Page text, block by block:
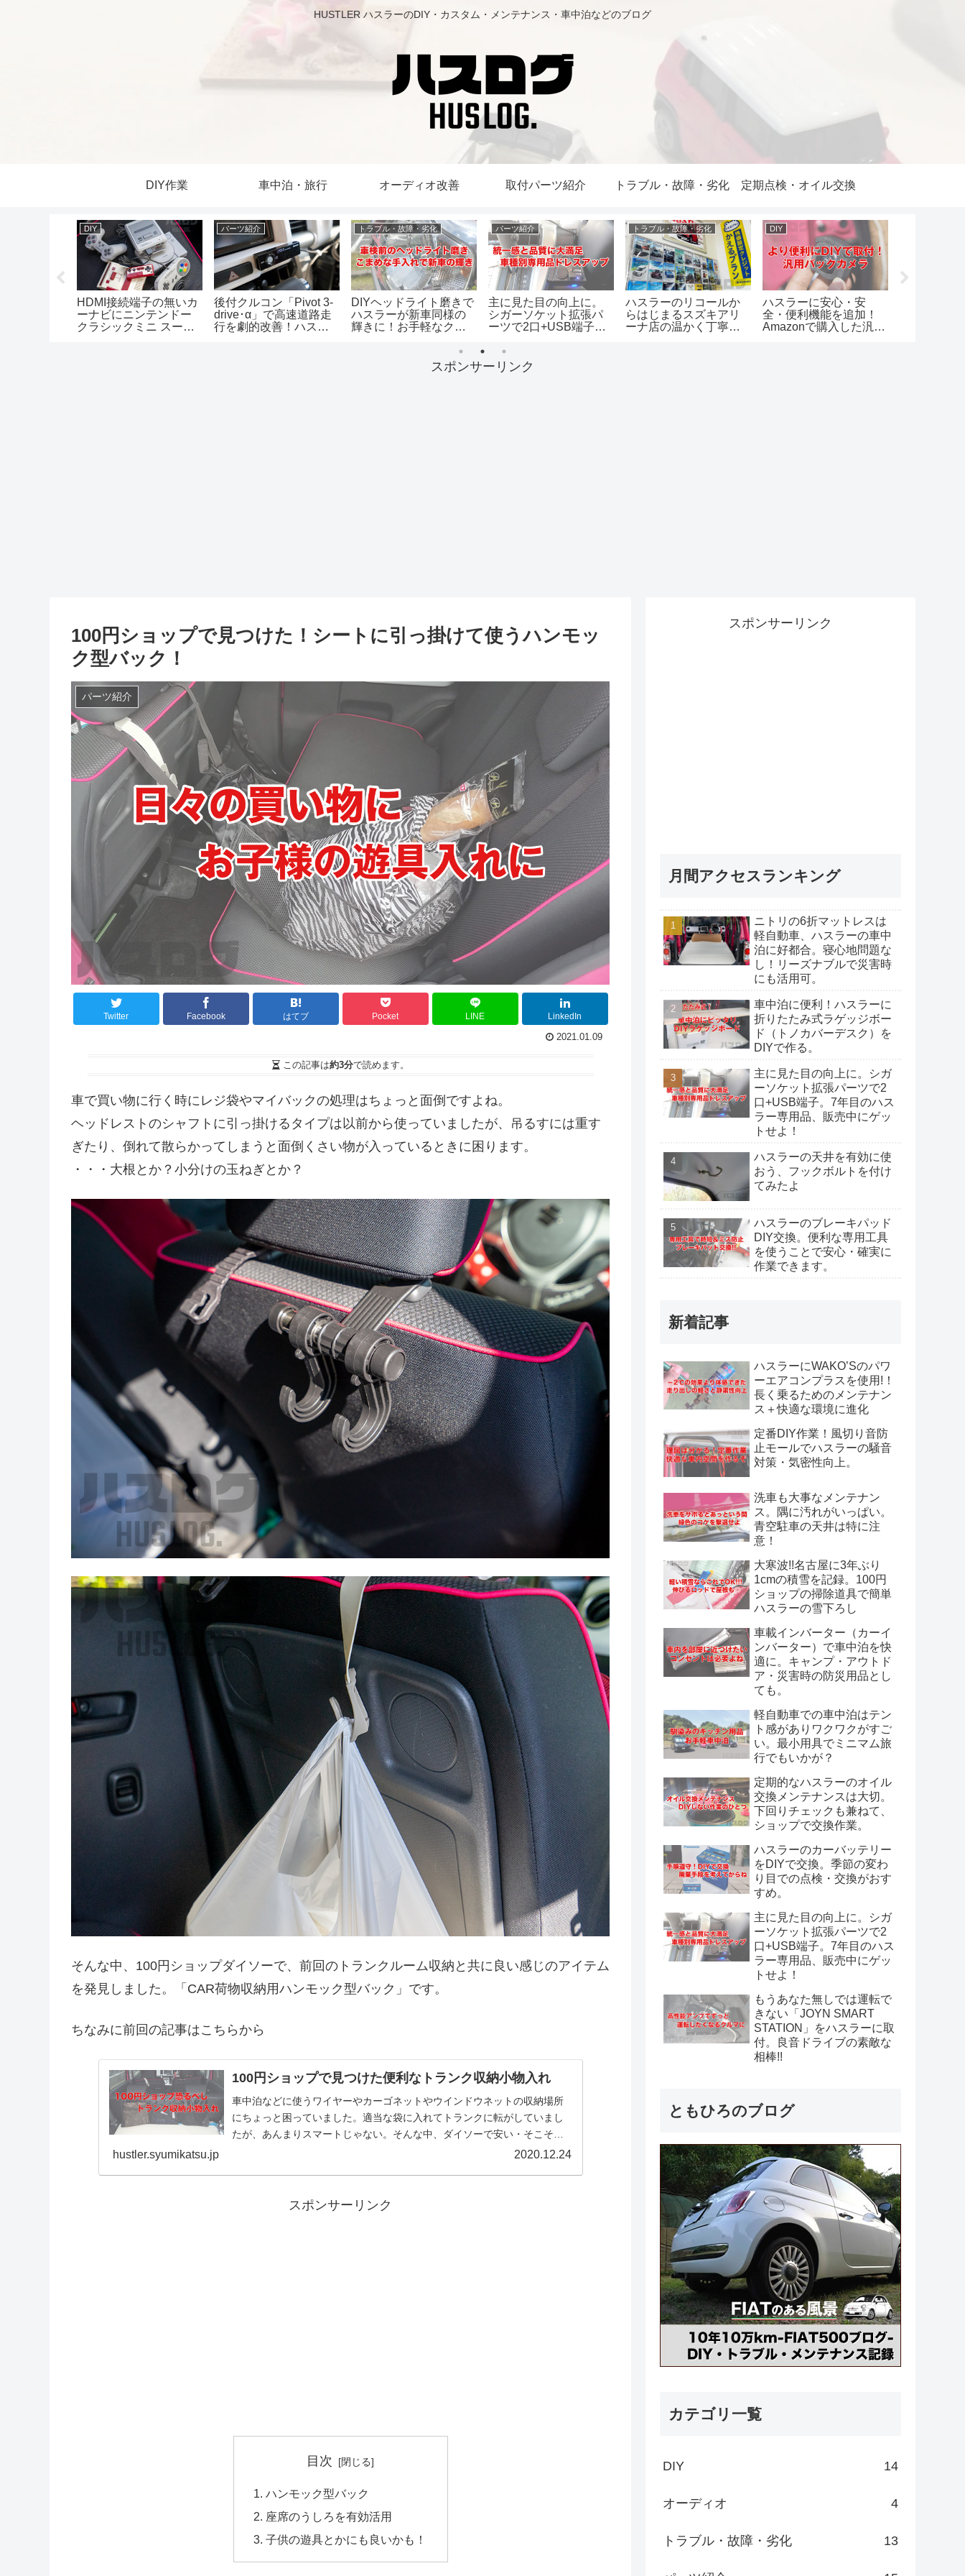
HUSTLER ハスラーのDIY・カスタム・メンテナンス・車中泊などのブログ
DIY作業 車中泊・旅行 オーディオ改善 取付パーツ紹介 トラブル・故障・劣化 定期点検・オイル交換
トラブル・故障・劣化
DIYヘッドライト磨きで
ハスラーが新車同様の
輝きに！お手軽なクレ
パーツ紹介
主に見た目の向上に。
シガーソケット拡張パ
ーツで2口+USB端子。7
トラブル・故障・劣化
ハスラーのリコールか
らはじまるスズキアリ
ーナ店の温かく丁寧な
DIY
ハスラーに安心・安
全・便利機能を追加！
Amazonで購入した汎用
したよ！
定期点検・オイル交換
ハスラーの車検をポイ
ント還元のあるGSで受
けました。特典たっぷ
車中泊
ニトリの6折マットレス
は軽自動車、ハスラー
の車中泊に好都合。寝
スポンサーリンク
100円ショップで見つけた！シートに引っ掛けて使うハンモッ
ク型バック！
パーツ紹介
Twitter Facebook はてブ Pocket LINE LinkedIn
2021.01.09
この記事は約3分で読めます。
車で買い物に行く時にレジ袋やマイバックの処理はちょっと面倒ですよね。
ヘッドレストのシャフトに引っ掛けるタイプは以前から使っていましたが、吊るすには重す
ぎたり、倒れて散らかってしまうと面倒くさい物が入っているときに困ります。
・・・大根とか？小分けの玉ねぎとか？
そんな中、100円ショップダイソーで、前回のトランクルーム収納と共に良い感じのアイテム
を発見しました。「CAR荷物収納用ハンモック型バック」です。
ちなみに前回の記事はこちらから
100円ショップで見つけた便利なトランク収納小物入れ
車中泊などに使うワイヤーやカーゴネットやウインドウネットの収納場所
にちょっと困っていました。適当な袋に入れてトランクに転がしていまし
たが、あんまりスマートじゃない。そんな中、ダイソーで安い・そこそ
hustler.syumikatsu.jp 2020.12.24
スポンサーリンク
目次
ハンモック型バック
座席のうしろを有効活用
子供の遊具とかにも良いかも！
スポンサーリンク
月間アクセスランキング
ニトリの6折マットレスは
軽自動車、ハスラーの車中
泊に好都合。寝心地問題な
し！リーズナブルで災害時
にも活用可。
車中泊に便利！ハスラーに
折りたたみ式ラゲッジボー
ド（トノカバーデスク）を
DIYで作る。
主に見た目の向上に。シガ
ーソケット拡張パーツで2
口+USB端子。7年目のハス
ラー専用品、販売中にゲッ
トせよ！
ハスラーの天井を有効に使
おう、フックボルトを付け
てみたよ
ハスラーのブレーキパッド
DIY交換。便利な専用工具
を使うことで安心・確実に
作業できます。
新着記事
ハスラーにWAKO’Sのパワ
ーエアコンプラスを使用!！
長く乗るためのメンテナン
ス＋快適な環境に進化
定番DIY作業！風切り音防
止モールでハスラーの騒音
対策・気密性向上。
洗車も大事なメンテナン
ス。隅に汚れがいっぱい。
青空駐車の天井は特に注
意！
大寒波!!名古屋に3年ぶり
1cmの積雪を記録。100円
ショップの掃除道具で簡単
ハスラーの雪下ろし
車載インバーター（カーイ
ンバーター）で車中泊を快
適に。キャンプ・アウトド
ア・災害時の防災用品とし
ても。
軽自動車での車中泊はテン
ト感がありワクワクがすご
い。最小用具でミニマム旅
行でもいかが？
定期的なハスラーのオイル
交換メンテナンスは大切。
下回りチェックも兼ねて、
ショップで交換作業。
ハスラーのカーバッテリー
をDIYで交換。季節の変わ
り目での点検・交換がおす
すめ。
主に見た目の向上に。シガ
ーソケット拡張パーツで2
口+USB端子。7年目のハス
ラー専用品、販売中にゲッ
トせよ！
もうあなた無しでは運転で
きない「JOYN SMART
STATION」をハスラーに取
付。良音ドライブの素敵な
相棒!!
ともひろのブログ
カテゴリ一覧
DIY 14
オーディオ 4
トラブル・故障・劣化 13